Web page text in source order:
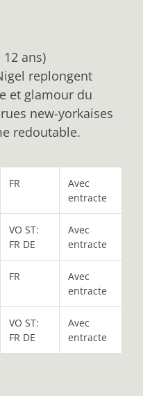
12 ans)
replongent
et glamour du
new-yorkaises
redoutable.
FR
Avec
entracte
VO ST:
FR DE
Avec
entracte
FR
Avec
entracte
VO ST:
FR DE
Avec
entracte